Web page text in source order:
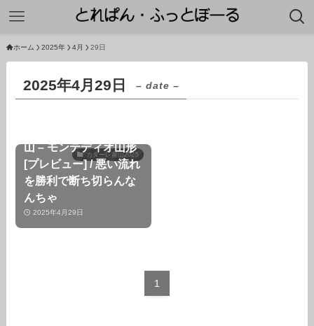
ホーム 2025年 4月 29日
2025年4月29日 – date –
カターレ富山2025
山 – モンテディオ山形
[プレビュー] / 悪い流れ
を勝利で断ち切らんな
んちゃ
2025年4月29日
1